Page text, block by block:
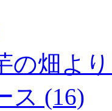
の畑よ
ス (16)